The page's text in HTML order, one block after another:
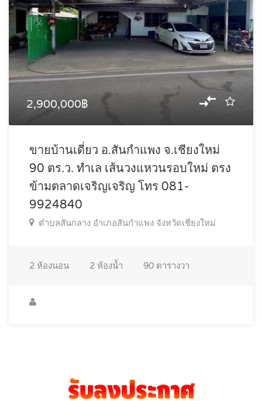
2,900,000฿
ขายบ้านเดี่ยว อ.สันกำแพง จ.เชียงใหม่
90 ตร.ว. ทำเล เส้นวงแหวนรอบใหม่ ตรง
ข้ามตลาดเจริญเจริญ โทร 081-
9924840
ตำบลสันกลาง อำเภอสันกำแพง จังหวัดเชียงใหม่
2 ห้องนอน 2 ห้องน้ำ 90 ตารางวา